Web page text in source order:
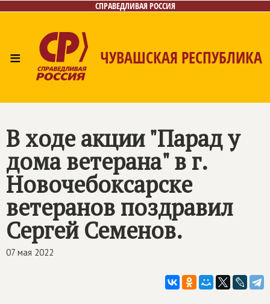
СПРАВЕДЛИВАЯ РОССИЯ
≡ ЧУВАШСКАЯ РЕСПУБЛИКА
Контакты
В ходе акции "Парад у
дома ветерана" в г.
Новочебоксарске
ветеранов поздравил
Сергей Семенов.
07 мая 2022